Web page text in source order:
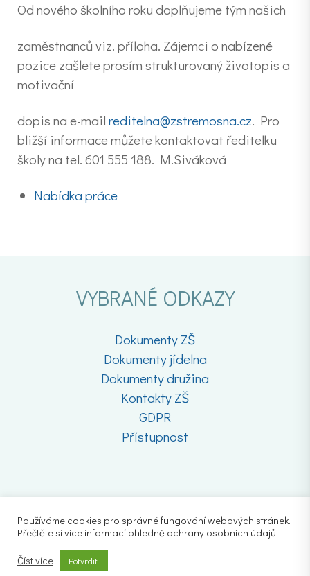
Od nového školního roku doplňujeme tým našich
zaměstnanců viz. příloha. Zájemci o nabízené
pozice zašlete prosím strukturovaný životopis a
motivační
dopis na e-mail reditelna@zstremosna.cz. Pro
bližší informace můžete kontaktovat ředitelku
školy na tel. 601 555 188. M.Siváková
Nabídka práce
VYBRANÉ ODKAZY
Dokumenty ZŠ
Dokumenty jídelna
Dokumenty družina
Kontakty ZŠ
GDPR
Přístupnost
Používáme cookies pro správné fungování webových stránek.
Přečtěte si více informací ohledně ochrany osobních údajů.
Číst více Potvrdit.